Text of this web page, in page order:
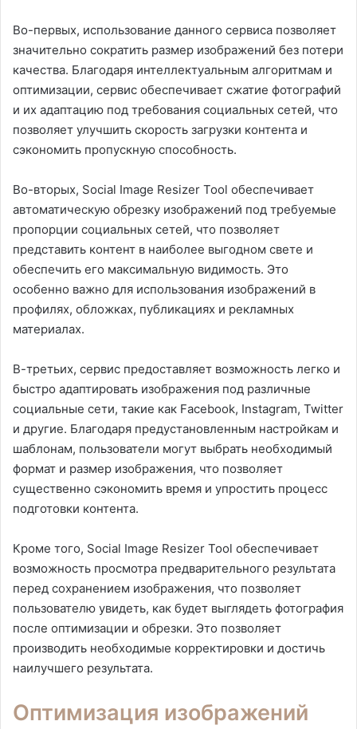
Во-первых, использование данного сервиса позволяет
значительно сократить размер изображений без потери
качества. Благодаря интеллектуальным алгоритмам и
оптимизации, сервис обеспечивает сжатие фотографий
и их адаптацию под требования социальных сетей, что
позволяет улучшить скорость загрузки контента и
сэкономить пропускную способность.
Во-вторых, Social Image Resizer Tool обеспечивает
автоматическую обрезку изображений под требуемые
пропорции социальных сетей, что позволяет
представить контент в наиболее выгодном свете и
обеспечить его максимальную видимость. Это
особенно важно для использования изображений в
профилях, обложках, публикациях и рекламных
материалах.
В-третьих, сервис предоставляет возможность легко и
быстро адаптировать изображения под различные
социальные сети, такие как Facebook, Instagram, Twitter
и другие. Благодаря предустановленным настройкам и
шаблонам, пользователи могут выбрать необходимый
формат и размер изображения, что позволяет
существенно сэкономить время и упростить процесс
подготовки контента.
Кроме того, Social Image Resizer Tool обеспечивает
возможность просмотра предварительного результата
перед сохранением изображения, что позволяет
пользователю увидеть, как будет выглядеть фотография
после оптимизации и обрезки. Это позволяет
производить необходимые корректировки и достичь
наилучшего результата.
Оптимизация изображений